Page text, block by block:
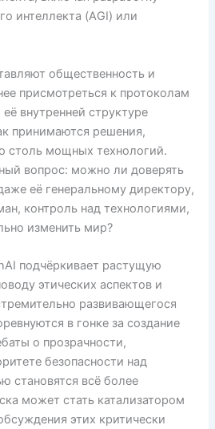
интеллекта (AGI) или
общественность и
присмотреться к протоколам
внутренней структуре
принимаются решения,
столь мощных технологий.
вопрос: можно ли доверять
её генеральному директору,
контроль над технологиями,
изменить мир?
подчёркивает растущую
этических аспектов и
развивающегося
в гонке за создание
о прозрачности,
безопасности над
становятся всё более
может стать катализатором
этих критически